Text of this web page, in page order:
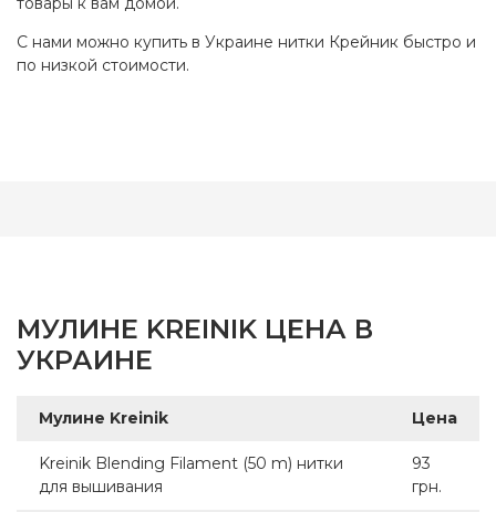
С нами можно купить в Украине нитки Крейник быстро и
по низкой стоимости.
МУЛИНЕ KREINIK ЦЕНА В
УКРАИНЕ
Мулине Kreinik Цена
Kreinik Blending Filament (50 m) нитки
для вышивания
93
грн.